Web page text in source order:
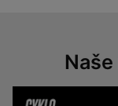
Naše